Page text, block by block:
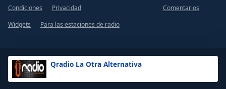
Qradio La Otra Alternativa
Condiciones
Privacidad
Comentarios
Widgets
Para las estaciones de radio